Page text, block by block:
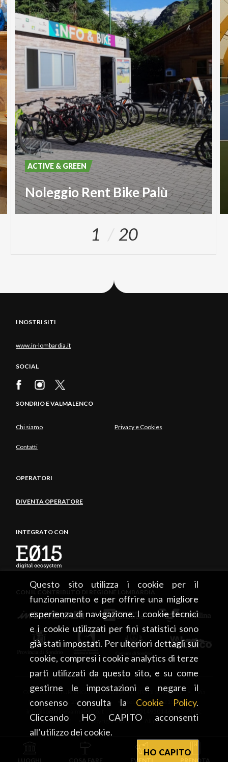
Questo sito utilizza i cookie per il
funzionamento e per offrire una migliore
esperienza di navigazione. I cookie tecnici
e i cookie utilizzati per fini statistici sono
già stati impostati. Per ulteriori dettagli sui
cookie, compresi i cookie analytics di terze
parti utilizzati da questo sito, e su come
gestirne le impostazioni e negare il
consenso consulta la Cookie Policy.
Cliccando HO CAPITO acconsenti
all’utilizzo dei cookie.
HO CAPITO
Noleggio Rent Bike Palù
ACTIVE & GREEN
1 20
I NOSTRI SITI
www.in-lombardia.it
SOCIAL
SONDRIO E VALMALENCO
Chi siamo Privacy e Cookies
Contatti
OPERATORI
DIVENTA OPERATORE
INTEGRATO CON
CON IL CONTRIBUTO DI REGIONE LOMBARDIA
CONSORZIO TURISTICO DEL MANDAMENTO DI SONDRIO • Via
Tonale, 13 • 23100 Sondrio • tel. +39 0342 219246 •
00834020141 • Copyright 2026 • All rights reserved
LUOGHI COSA FARE EVENTI PRENOTA